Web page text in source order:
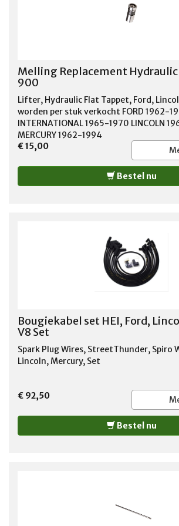
Melling Replacement
900
Lifter, Hydraulic Flat Tappet, Ford,
worden per stuk verkocht FORD 1962-
INTERNATIONAL 1965-1970 LINCOLN
MERCURY 1962-1994
€ 15,00
Bestel nu
Bougiekabel set HEI, Ford,
V8 Set
Spark Plug Wires, StreetThunder, Spiro
Lincoln, Mercury, Set
€ 92,50
Bestel nu